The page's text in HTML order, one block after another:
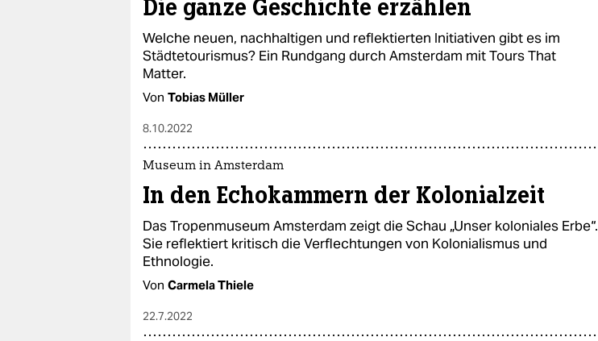
Die ganze Geschichte erzählen
Welche neuen, nachhaltigen und reflektierten Initiativen gibt es im
Städtetourismus? Ein Rundgang durch Amsterdam mit Tours That
Matter.
Von Tobias Müller
8.10.2022
Museum in Amsterdam
In den Echokammern der Kolonialzeit
Das Tropenmuseum Amsterdam zeigt die Schau „Unser koloniales Erbe“.
Sie reflektiert kritisch die Verflechtungen von Kolonialismus und
Ethnologie.
Von Carmela Thiele
22.7.2022